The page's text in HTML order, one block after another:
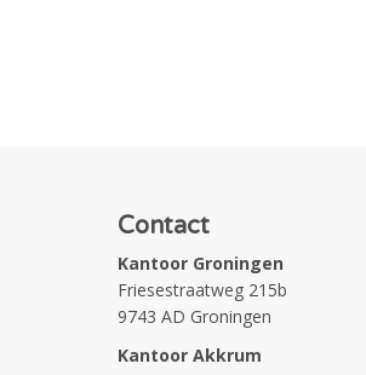
Contact
Kantoor Groningen
Friesestraatweg 215b
9743 AD Groningen
Kantoor Akkrum